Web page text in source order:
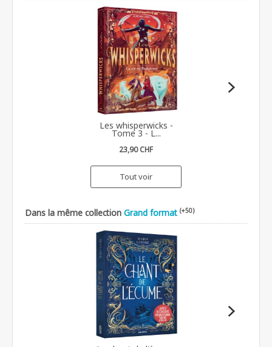
Les whisperwicks -
Tome 3 - L...
23,90 CHF
Tout voir
Dans la même collection Grand format (+50)